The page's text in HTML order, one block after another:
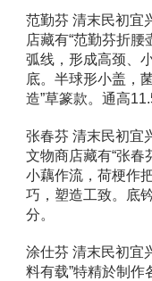
范勤芬 清末民初宜
店藏有“范勤芬折腰
弧线，形成高颈、
底。半球形小盖，
造”草篆款。通高
张春芬 清末民初宜
文物商店藏有“张春
小藕作流，荷梗作
巧，塑造工致。底
分。
涂仕芬 清末民初宜
料有载”特精於制